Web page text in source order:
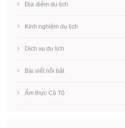
Địa điểm du lịch
Kinh nghiệm du lịch
Dịch vụ du lịch
Bài viết nổi bật
Ẩm thực Cô Tô